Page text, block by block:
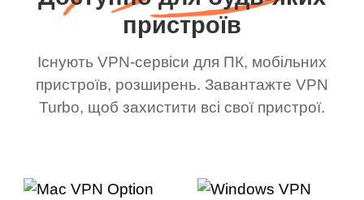
пристроїв
Існують VPN-сервіси для ПК, мобільних
пристроїв, розширень. Завантажте VPN
Turbo, щоб захистити всі свої пристрої.